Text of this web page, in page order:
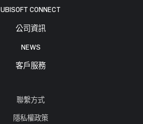
UBISOFT CONNECT
公司資訊
NEWS
客戶服務
聯繫方式
隱私權政策